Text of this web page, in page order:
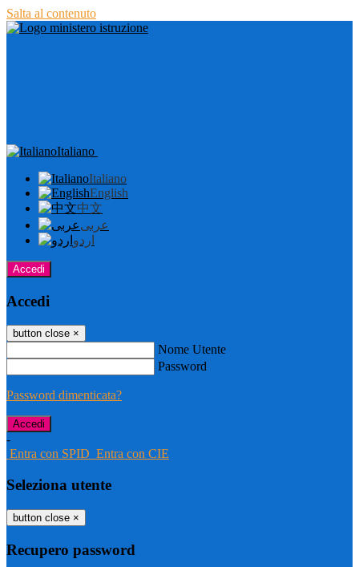
Salta al contenuto
Italiano
Italiano
English
中文
عربى
اردو
Accedi
Accedi
button close ×
Nome Utente
Password
Password dimenticata?
-
Entra con SPID Entra con CIE
Seleziona utente
button close ×
Recupero password